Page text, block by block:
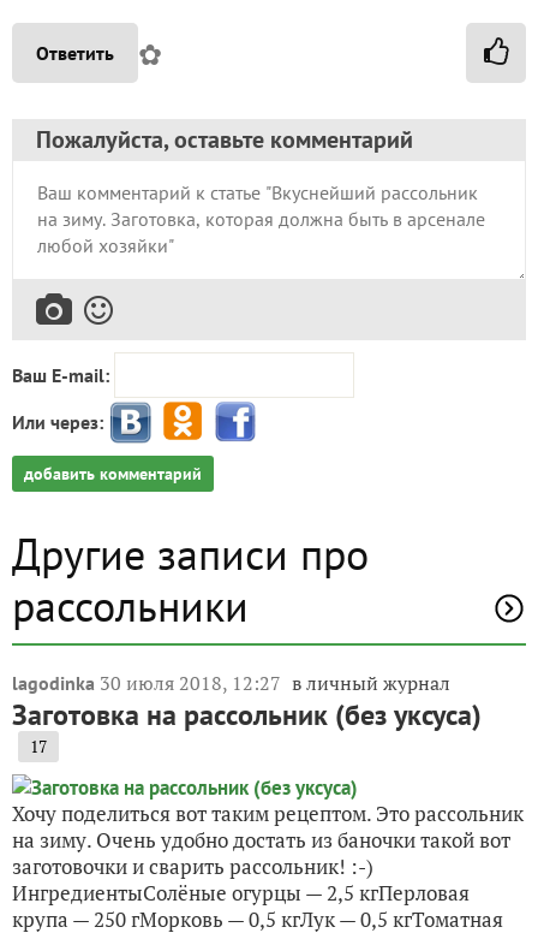
Ответить ✿
Пожалуйста, оставьте комментарий
Ваш E-mail:
Или через:
добавить комментарий
Другие записи про
рассольники
lagodinka 30 июля 2018, 12:27 в личный журнал
Заготовка на рассольник (без уксуса)
17
Хочу поделиться вот таким рецептом. Это рассольник
на зиму. Очень удобно достать из баночки такой вот
заготовочки и сварить рассольник! :-)
ИнгредиентыСолёные огурцы — 2,5 кгПерловая
крупа — 250 гМорковь — 0,5 кгЛук — 0,5 кгТоматная